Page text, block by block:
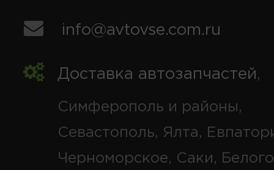
info@avtovse.com.ru
Доставка автозапчастей,
Симферополь и районы,
Севастополь, Ялта,
Черноморское, Саки,